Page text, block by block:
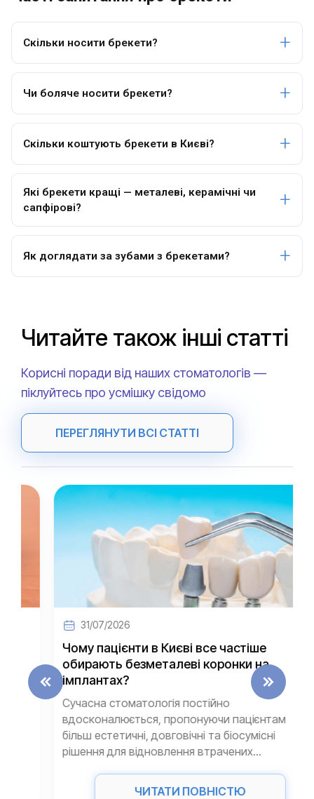
Скільки носити брекети?
Чи боляче носити брекети?
Скільки коштують брекети в Києві?
Які брекети кращі — металеві, керамічні чи
сапфірові?
Як доглядати за зубами з брекетами?
Читайте також інші статті
Корисні поради від наших стоматологів —
піклуйтесь про усмішку свідомо
ПЕРЕГЛЯНУТИ ВСІ СТАТТІ
31/07/2026
Чому пацієнти в Києві все частіше
обирають безметалеві коронки на
імплантах?
Сучасна стоматологія постійно
вдосконалюється, пропонуючи пацієнтам
більш естетичні, довговічні та біосумісні
рішення для відновлення втрачених...
ЧИТАТИ ПОВНІСТЮ